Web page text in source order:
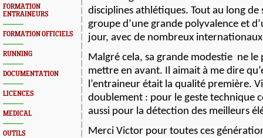
FORMATION
ENTRAINEURS
FORMATION OFFICIELS
RUNNING
DOCUMENTATION
LICENCES
MEDICAL
OUTILS
disciplines athlétiques. Tout au long de
groupe d’une grande polyvalence et
jour, avec de nombreux
Malgré cela, sa grande modestie ne le
mettre en avant. Il aimait à me dire
l’entraineur était la qualité première.
doublement : pour le geste technique
aussi pour la détection des meilleurs
Merci Victor pour toutes ces